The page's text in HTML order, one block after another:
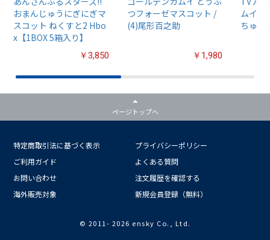
おまんじゅうにぎにぎマ
スコット ねくすと2 Hbo
x【1BOX 5箱入り】
￥3,850
つフォーゼマスコット /
(4)尾形百之助
￥1,980
ムイ』
ちゅる
ページトップへ
特定商取引法に基づく表示
プライバシーポリシー
ご利用ガイド
よくある質問
お問い合わせ
注文履歴を確認する
海外販売対象
新規会員登録（無料）
© 2011- 2026 ensky Co., Ltd.